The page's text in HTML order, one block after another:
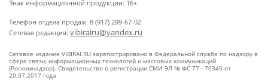
Знак информационной продукции: 16+.
Телефон отдела продаж: 8 (917) 299-67-02
Сетевая редакция: vibirairu@yandex.ru
Сетевое издание VIBIRAI.RU зарегистрировано в Федеральной службе по надзору в
сфере связи, информационных технологий и массовых коммуникаций
(Роскомнадзор). Свидетельство о регистрации СМИ ЭЛ № ФС 77 - 70345 от
20.07.2017 года